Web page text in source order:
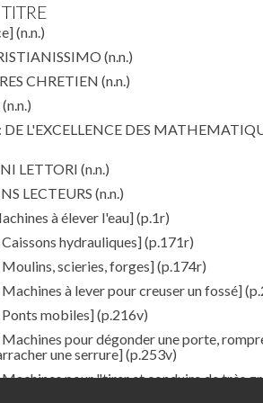
(n.n.)
(n.n.)
CHRETIEN (n.n.)
(n.n.)
DE L'EXCELLENCE DES
LETTORI (n.n.)
LECTEURS (n.n.)
à élever l'eau](p.1r)
hydrauliques](p.171r)
scieries, forges](p.174r)
à lever pour creuser un fossé]
mobiles](p.216v)
pour dégonder une porte,
une serrure](p.253v)
pour "tirer et conduire de très